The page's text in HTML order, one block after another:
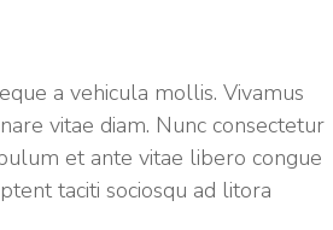
a vehicula mollis. Vivamus
vitae diam. Nunc consectetur
et ante vitae libero congue
taciti sociosqu ad litora